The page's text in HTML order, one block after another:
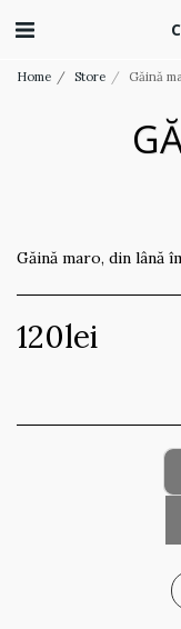
Home Store Găină
Găină maro, din lână
120lei